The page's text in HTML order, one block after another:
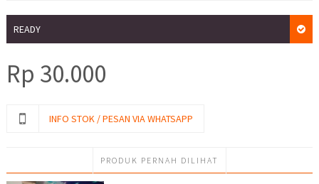
READY
Rp 30.000
INFO STOK / PESAN VIA WHATSAPP
PRODUK PERNAH DILIHAT